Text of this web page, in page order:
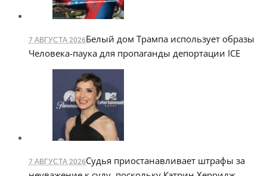
7 АВГУСТА 2026Белый дом Трампа использует образы
Человека-паука для пропаганды депортации ICE
7 АВГУСТА 2026Судья приостанавливает штрафы за